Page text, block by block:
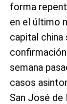
forma
en el último
capital china
semana
casos
San José de